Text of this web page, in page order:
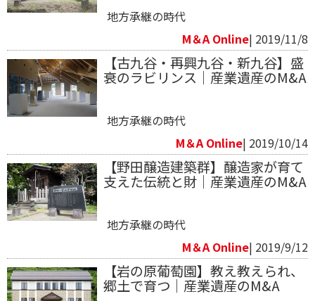
地方承継の時代
M＆A Online| 2019/11/8
【古九谷・再興九谷・新九谷】盛
衰のラビリンス｜産業遺産のM&A
地方承継の時代
M＆A Online| 2019/10/14
【野田醸造建築群】醸造家が育て
支えた伝統と財｜産業遺産のM&A
地方承継の時代
M＆A Online| 2019/9/12
【岩の原葡萄園】教え教えられ、
郷土で育つ｜産業遺産のM&A